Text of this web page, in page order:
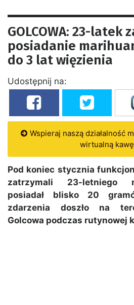
GOLCOWA: 23-latek
posiadanie
do 3 lat więzienia
Udostępnij na:
Wspieraj naszą działalność
wirtualną
Pod koniec stycznia
zatrzymali 23-letniego
posiadał blisko 20
zdarzenia doszło na
Golcowa podczas rutynowej